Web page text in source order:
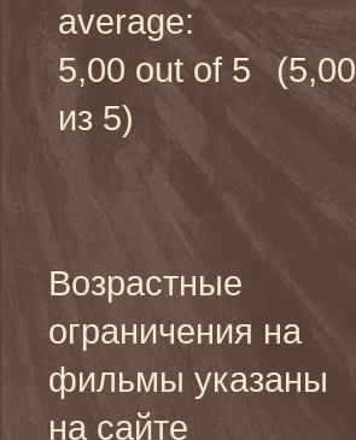
(5,00
из 5)
Возрастные
ограничения на
фильмы указаны
на сайте